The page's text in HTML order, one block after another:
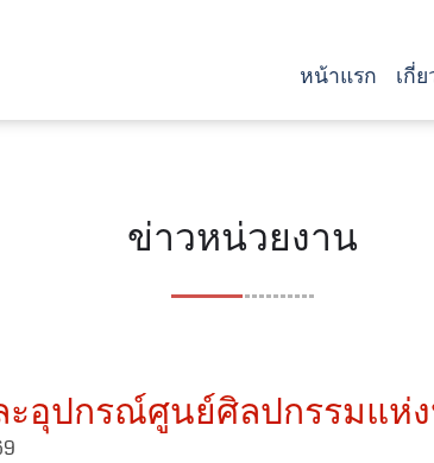
หน้าแรก เกี่
ข่าวหน่วยงาน
อุปกรณ์ศูนย์ศิลปกรรมแห่ง